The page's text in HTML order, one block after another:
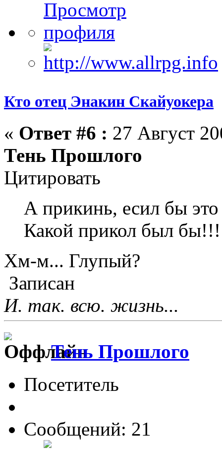
Кто отец Энакин Скайуокера
« Ответ #6 : 27 Август
Тень Прошлого
Цитировать
А прикинь, есил бы
Какой прикол был
Хм-м... Глупый?
Записан
И. так. всю. жизнь...
Тень Прошлого
Посетитель
Сообщений: 21